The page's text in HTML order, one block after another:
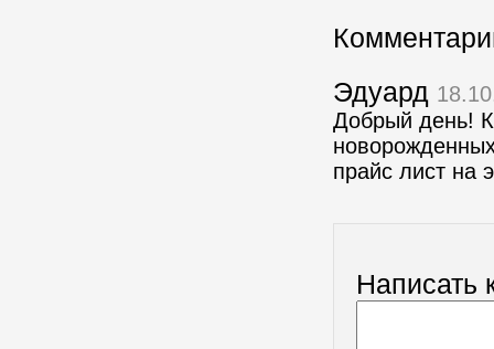
Эдуард
Добрый день!
прайс лист на
Написать